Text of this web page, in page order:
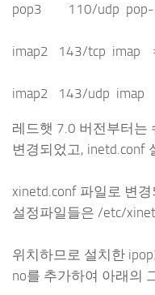
pop3 110/udp pop-
imap2 143/tcp imap #
imap2 143/udp imap
레드햇 7.0 버전부터는
변경되었고, inetd.conf
xinetd.conf 파일로 변
설정파일들은 /etc/
위치하므로 설치한
no를 추가하여 아래의